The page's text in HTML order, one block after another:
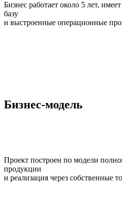
Бизнес работает около 5 лет,
базу
и выстроенные операционные
Бизнес-модель
Проект построен по модели
продукции
и реализация через собственные